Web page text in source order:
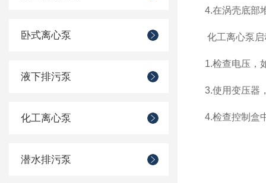
卧式离心泵
液下排污泵
化工离心泵
潜水排污泵
4.在涡壳底部
化工离心泵
1.检查电压，
3.使用变压器
4.检查控制盒